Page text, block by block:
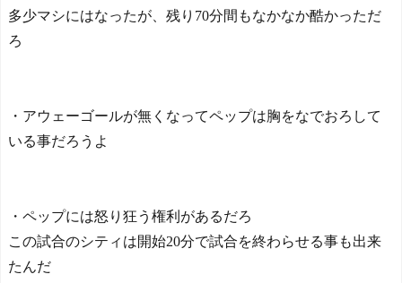
多少マシにはなったが、残り70分間もなかなか酷かっただ
ろ
・アウェーゴールが無くなってペップは胸をなでおろして
いる事だろうよ
・ペップには怒り狂う権利があるだろ
この試合のシティは開始20分で試合を終わらせる事も出来
たんだ